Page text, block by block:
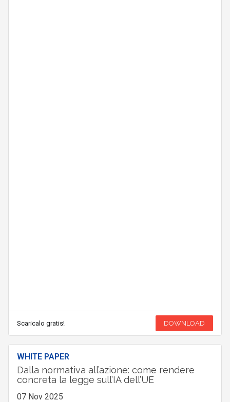
Scaricalo gratis! DOWNLOAD
WHITE PAPER
Dalla normativa all’azione: come rendere
concreta la legge sull’IA dell’UE
07 Nov 2025